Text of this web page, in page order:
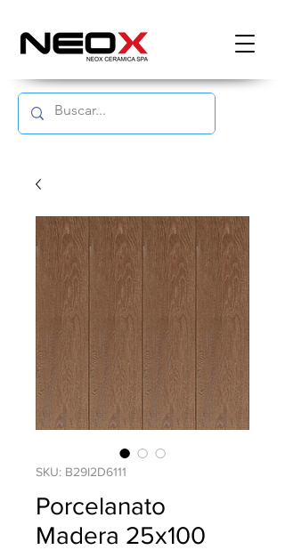
SKU: B29I2D6111
Porcelanato
Madera 25x100